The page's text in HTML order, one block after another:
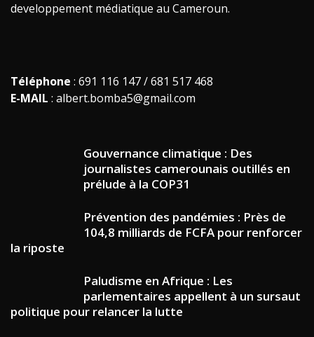
developpement médiatique au Cameroun.
Téléphone : 691 116 147 / 681 517 468
E-MAIL : albert.bomba5@gmail.com
Gouvernance climatique : Des
journalistes camerounais outillés en
prélude à la COP31
Prévention des pandémies : Près de
104,8 milliards de FCFA pour renforcer
la riposte
Paludisme en Afrique : Les
parlementaires appellent à un sursaut
politique pour relancer la lutte